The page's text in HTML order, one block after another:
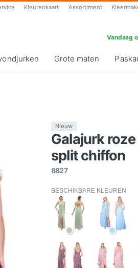
Kleurenkaart Assortiment
Vandaag
Grote maten
Nieuw
Galajurk
split chiffon
8827
BESCHIKBARE KLEUREN